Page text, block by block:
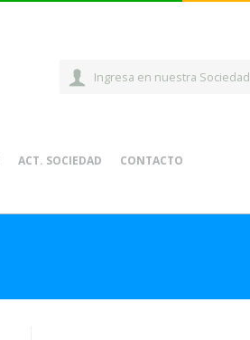
Ingresa en nuestra Sociedad
ACT. SOCIEDAD CONTACTO